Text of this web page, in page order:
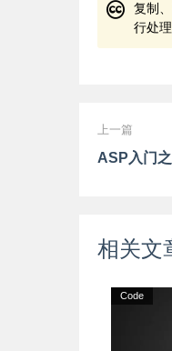
复制
行处
上一篇
ASP入门
相关文
Code